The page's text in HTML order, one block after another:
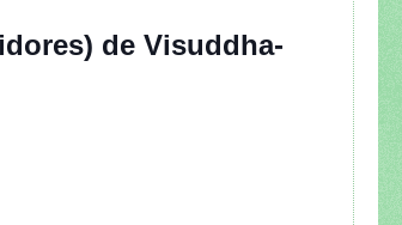
de Visuddha-